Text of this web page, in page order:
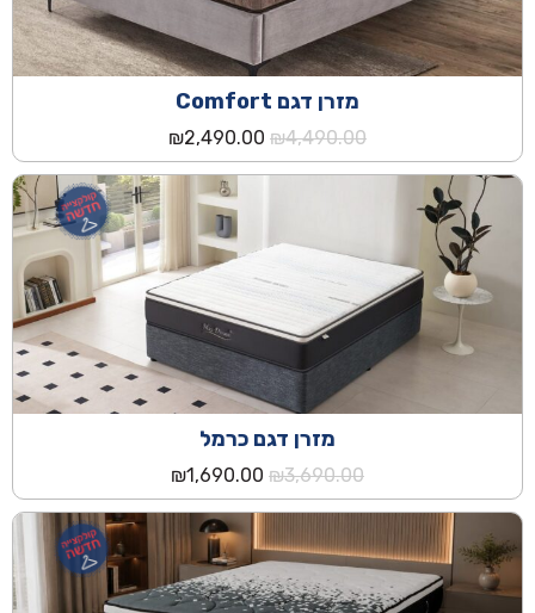
מזרן דגם Comfort
₪4,490.00
המחיר
המקורי
היה:
₪4,490.00.
₪2,490.00
הנוכחי
הוא:
₪2,490.00.
מזרן דגם כרמל
₪3,690.00
המחיר
המקורי
היה:
₪3,690.00.
₪1,690.00
הנוכחי
הוא:
₪1,690.00.